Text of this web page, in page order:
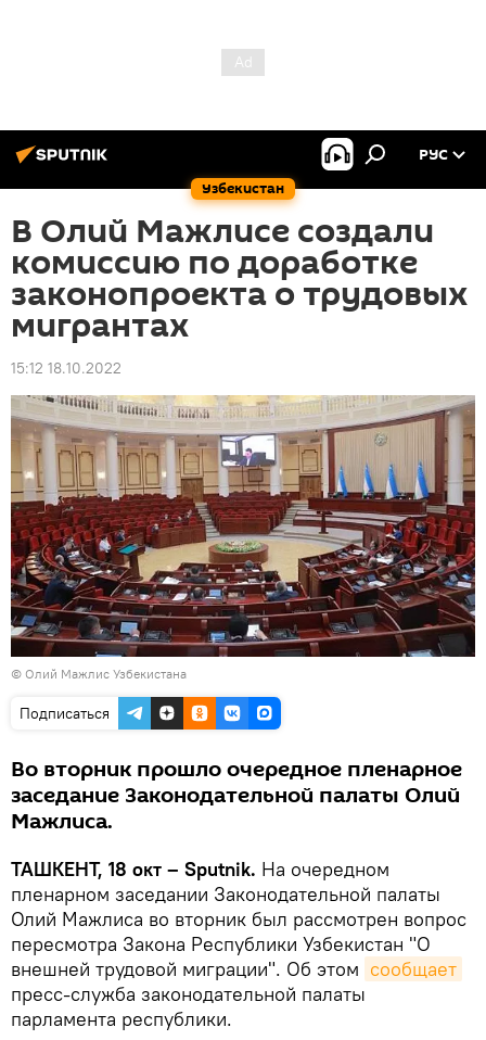
Узбекистан
РУС
В Олий Мажлисе создали
комиссию по доработке
законопроекта о трудовых
мигрантах
15:12 18.10.2022
© Олий Мажлис Узбекистана
Подписаться
Во вторник прошло очередное пленарное
заседание Законодательной палаты Олий
Мажлиса.
ТАШКЕНТ, 18 окт – Sputnik. На очередном
пленарном заседании Законодательной палаты
Олий Мажлиса во вторник был рассмотрен вопрос
пересмотра Закона Республики Узбекистан "О
внешней трудовой миграции". Об этом сообщает
пресс-служба законодательной палаты
парламента республики.